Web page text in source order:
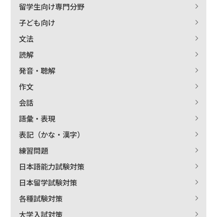
留学生向け専門分野
子ども向け
文法
読解
発音・聴解
作文
会話
語彙・表現
表記（かな・漢字）
練習問題
日本語能力試験対策
日本留学試験対策
各種試験対策
大学入試対策